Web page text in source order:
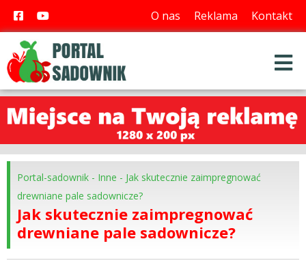
O nas Reklama Kontakt
Portal-sadownik - Inne - Jak skutecznie zaimpregnować
drewniane pale sadownicze?
Jak skutecznie zaimpregnować
drewniane pale sadownicze?